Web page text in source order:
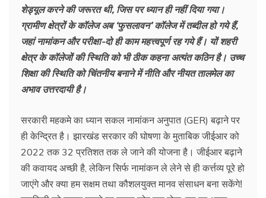
शेड्यूल करने की जरूरत थी, जिस पर ध्यान ही नहीं दिया गया।
ग्रामीण क्षेत्रों के कॉलेज अब ‘फुसलावन’ कॉलेज में तब्दील हो गये हैं,
जहां नामांकन और परीक्षा-दो ही काम महत्त्वपूर्ण रह गये हैं। यों शहरी
क्षेत्र के कॉलेजों की स्थिति को भी ठीक कहना अत्यंत कठिन है। उच्च
शिक्षा की स्थिति को चिंतनीय बनाने में नीति और नीयत तालमेल का
अभाव उत्तरदायी है।
सरकारी महकमे का ध्यान सकल नामांकन अनुपात (GER) बढ़ाने पर
ही केन्द्रित है। झारखंड सरकार की घोषणा के मुताबिक जीईआर को
2022 तक 32 प्रतिशत तक ले जाने की योजना है। जीईआर बढ़ाने
की कवायद अच्छी है, लेकिन सिर्फ नामांकन ले लेने से ही कर्त्तव्य पूरे हो
जाएंगे और क्या हम सक्षम तथा कौशलयुक्त मानव संसाधन बना सकेंगेǃ